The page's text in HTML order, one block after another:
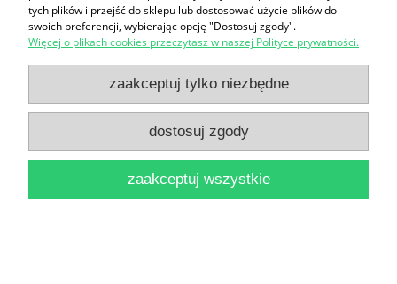
Żelazowa Wola / część albumową opracował
fotograficznie Adam Kaczkowski
16,90 zł
tych plików i przejść do sklepu lub dostosować użycie plików do
swoich preferencji, wybierając opcję "Dostosuj zgody".
Więcej o plikach cookies przeczytasz w naszej Polityce prywatności.
zaakceptuj tylko niezbędne
dostosuj zgody
zaakceptuj wszystkie